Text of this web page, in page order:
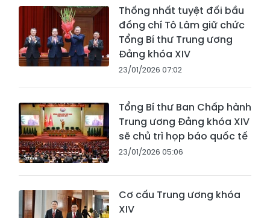
Thống nhất tuyệt đối bầu
đồng chí Tô Lâm giữ chức
Tổng Bí thư Trung ương
Đảng khóa XIV
23/01/2026 07:02
Tổng Bí thư Ban Chấp hành
Trung ương Đảng khóa XIV
sẽ chủ trì họp báo quốc tế
23/01/2026 05:06
Cơ cấu Trung ương khóa
XIV